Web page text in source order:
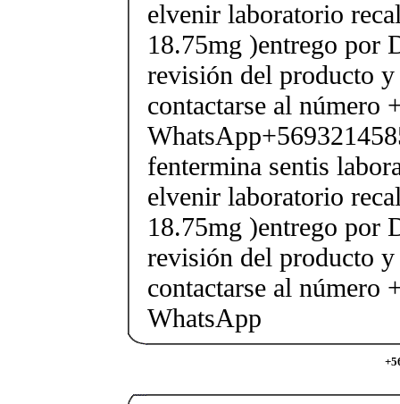
elvenir laboratorio
18.75mg )entrego por
revisión del producto
contactarse al número
fentermina sentis
elvenir laboratorio
18.75mg )entrego por
revisión del producto
contactarse al número
WhatsApp